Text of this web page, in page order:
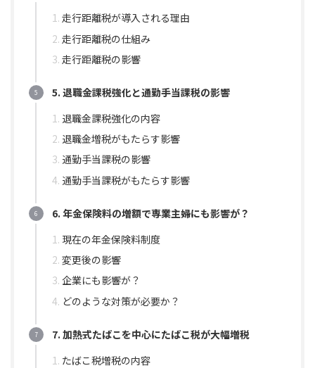
走行距離税が導入される理由
走行距離税の仕組み
走行距離税の影響
5. 退職金課税強化と通勤手当課税の影響
退職金課税強化の内容
退職金増税がもたらす影響
通勤手当課税の影響
通勤手当課税がもたらす影響
6. 年金保険料の増額で専業主婦にも影響が？
現在の年金保険料制度
変更後の影響
企業にも影響が？
どのような対策が必要か？
7. 加熱式たばこを中心にたばこ税が大幅増税
たばこ税増税の内容